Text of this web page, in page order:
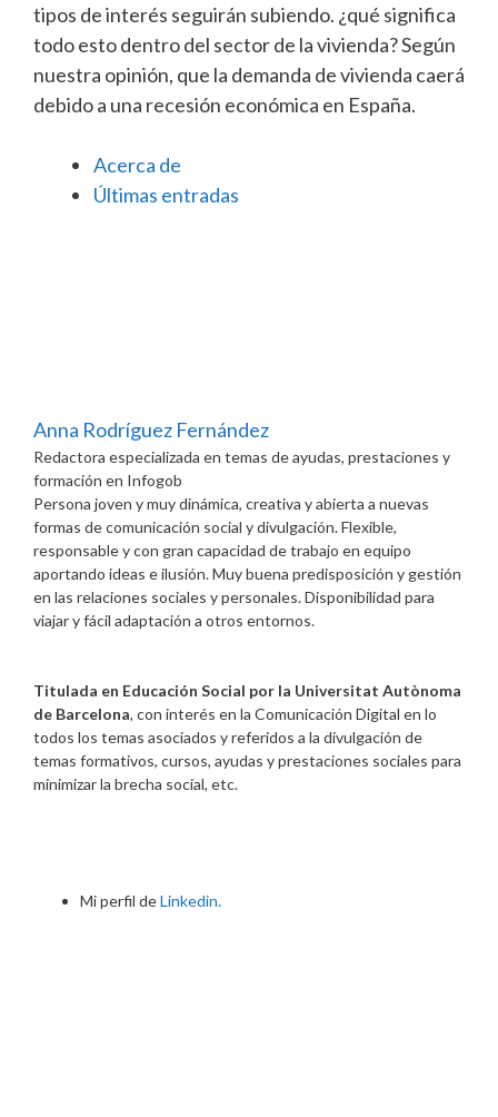
tipos de interés seguirán subiendo. ¿qué significa
todo esto dentro del sector de la vivienda? Según
nuestra opinión, que la demanda de vivienda caerá
debido a una recesión económica en España.
Acerca de
Últimas entradas
Anna Rodríguez Fernández
Redactora especializada en temas de ayudas, prestaciones y
formación en Infogob
Persona joven y muy dinámica, creativa y abierta a nuevas
formas de comunicación social y divulgación. Flexible,
responsable y con gran capacidad de trabajo en equipo
aportando ideas e ilusión. Muy buena predisposición y gestión
en las relaciones sociales y personales. Disponibilidad para
viajar y fácil adaptación a otros entornos.
Titulada en Educación Social por la Universitat Autònoma
de Barcelona, con interés en la Comunicación Digital en lo
todos los temas asociados y referidos a la divulgación de
temas formativos, cursos, ayudas y prestaciones sociales para
minimizar la brecha social, etc.
Mi perfil deLinkedin.